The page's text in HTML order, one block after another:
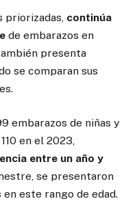
priorizadas, continúa
de embarazos en
presenta
se comparan sus
embarazos de niñas y
en el 2023,
entre un año y
se presentaron
este rango de edad.